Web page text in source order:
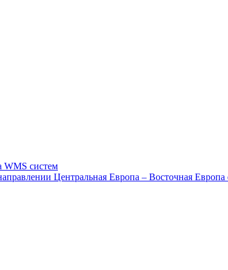
WMS систем
Центральная Европа – Восточная